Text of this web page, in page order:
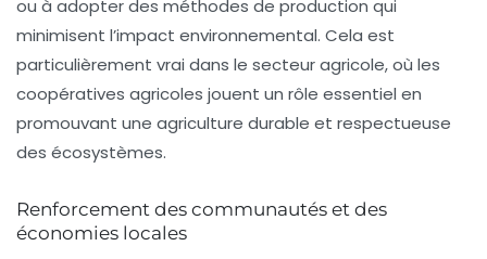
ou à adopter des méthodes de production qui
minimisent l’impact environnemental. Cela est
particulièrement vrai dans le secteur agricole, où les
coopératives agricoles jouent un rôle essentiel en
promouvant une agriculture durable et respectueuse
des écosystèmes.
Renforcement des communautés et des
économies locales